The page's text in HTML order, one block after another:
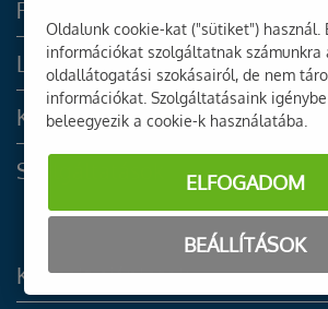
Rólunk
LBW Grafika
Katalógusok
Szolgáltatások
Kiemelt ajánlatok
Oldalunk cookie-kat ("sütiket") használ.
információkat szolgáltatnak számunkra
oldallátogatási szokásairól, de nem
információkat. Szolgáltatásaink
beleegyezik a cookie-k használatába.
ELFOGADOM
BEÁLLÍTÁSOK